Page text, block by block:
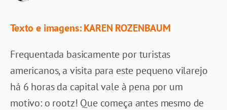
Texto e imagens: KAREN ROZENBAUM
Frequentada basicamente por turistas
americanos, a visita para este pequeno vilarejo
há 6 horas da capital vale à pena por um
motivo: o rootz! Que começa antes mesmo de